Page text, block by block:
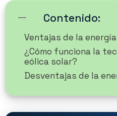
Contenido:
Ventajas de la
¿Cómo funciona la
eólica solar?
Desventajas de la